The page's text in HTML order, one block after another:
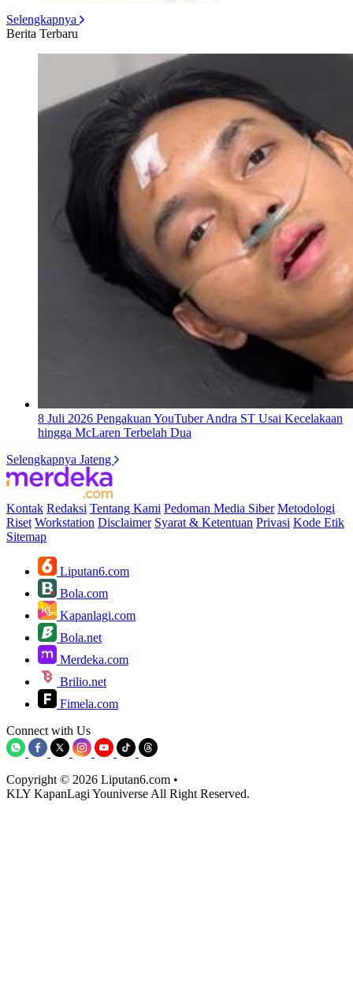
Selengkapnya
Berita Terbaru
8 Juli 2026 Pengakuan YouTuber Andra ST Usai Kecelakaan
hingga McLaren Terbelah Dua
Selengkapnya Jateng
Kontak Redaksi Tentang Kami Pedoman Media Siber Metodologi
Riset Workstation Disclaimer Syarat & Ketentuan Privasi Kode Etik
Sitemap
Liputan6.com
Bola.com
Kapanlagi.com
Bola.net
Merdeka.com
Brilio.net
Fimela.com
Connect with Us
Copyright © 2026 Liputan6.com •
KLY KapanLagi Youniverse All Right Reserved.